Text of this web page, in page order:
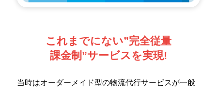
これまでにない”完全従量
課金制”サービスを実現!
当時はオーダーメイド型の物流代行サービスが一般